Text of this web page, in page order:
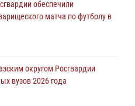
память Николая
(видео)
обеспечили
матча по футболу в
округом Росгвардии
вузов 2026 года